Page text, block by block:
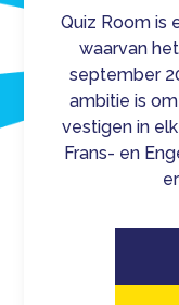
Quiz Room is
waarvan
september
ambitie is
vestigen in
Frans- en